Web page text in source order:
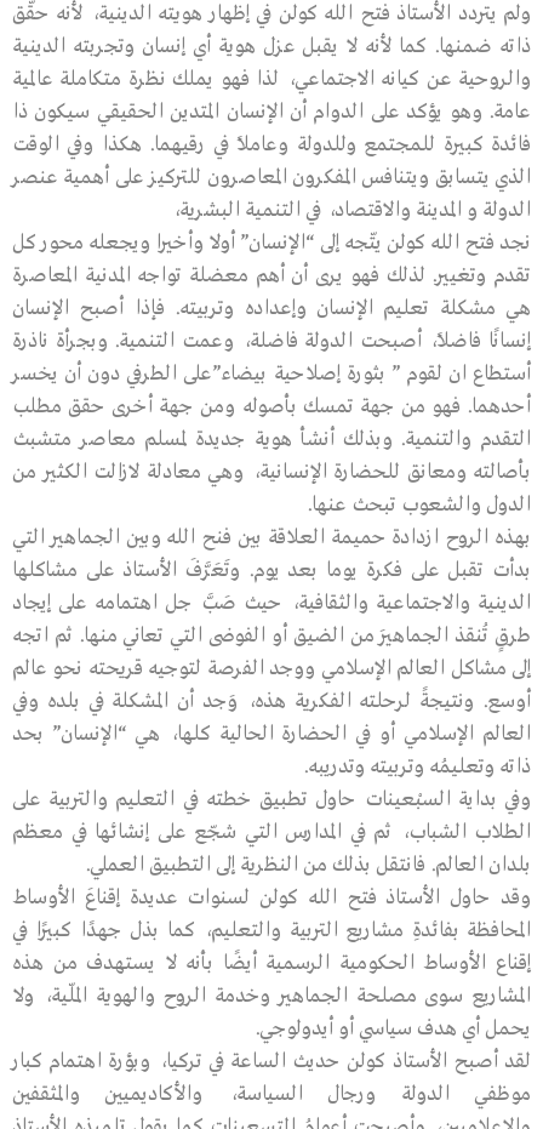
ولم يتردد الأستاذ فتح الله كولن في إظهار هويته الدينية، لأنه حقّق
ذاته ضمنها. كما لأنه لا يقبل عزل هوية أي إنسان وتجربته الدينية
والروحية عن كيانه الاجتماعي، لذا فهو يملك نظرة متكاملة عالمية
عامة. وهو يؤكد على الدوام أن الإنسان المتدين الحقيقي سيكون ذا
فائدة كبيرة للمجتمع وللدولة وعاملاً في رقيهما. هكذا وفي الوقت
الذي يتسابق ويتنافس المفكرون المعاصرون للتركيز على أهمية عنصر
الدولة و المدينة والاقتصاد، في التنمية البشرية،
نجد فتح الله كولن يتّجه إلى “الإنسان” أولا وأخيرا ويجعله محور كل
تقدم وتغيير. لذلك فهو يرى أن أهم معضلة تواجه المدنية المعاصرة
هي مشكلة تعليم الإنسان وإعداده وتربيته. فإذا أصبح الإنسان
إنسانًا فاضلاً، أصبحت الدولة فاضلة، وعمت التنمية. وبجرأة ناذرة
أستطاع ان لقوم ” بثورة إصلاحية بيضاء”على الطرفي دون أن يخسر
أحدهما. فهو من جهة تمسك بأصوله ومن جهة أخرى حقق مطلب
التقدم والتنمية. وبذلك أنشأ هوية جديدة لمسلم معاصر متشبث
بأصالته ومعانق للحضارة الإنسانية، وهي معادلة لازالت الكثير من
الدول والشعوب تبحث عنها.
بهذه الروح ازدادة حميمة العلاقة بين فنح الله وبين الجماهير التي
بدأت تقبل على فكرة يوما بعد يوم. وتَعَرَّفَ الأستاذ على مشاكلها
الدينية والاجتماعية والثقافية، حيث صَبَّ جل اهتمامه على إيجاد
طرقٍ تُنقذ الجماهيرَ من الضيق أو الفوضى التي تعاني منها. ثم اتجه
إلى مشاكل العالم الإسلامي ووجد الفرصة لتوجيه قريحته نحو عالم
أوسع. ونتيجةً لرحلته الفكرية هذه، وَجد أن المشكلة في بلده وفي
العالم الإسلامي أو في الحضارة الحالية كلها، هي “الإنسان” بحد
ذاته وتعليمُه وتربيته وتدريبه.
وفي بداية السبْعينات حاول تطبيق خطته في التعليم والتربية على
الطلاب الشباب، ثم في المدارس التي شجّع على إنشائها في معظم
بلدان العالم. فانتقل بذلك من النظرية إلى التطبيق العملي.
وقد حاول الأستاذ فتح الله كولن لسنوات عديدة إقناعَ الأوساط
المحافظة بفائدةِ مشاريع التربية والتعليم، كما بذل جهدًا كبيرًا في
إقناع الأوساط الحكومية الرسمية أيضًا بأنه لا يستهدف من هذه
المشاريع سوى مصلحة الجماهير وخدمة الروح والهوية الملّية، ولا
يحمل أي هدف سياسي أو أيدولوجي.
لقد أصبح الأستاذ كولن حديث الساعة في تركيا، وبؤرة اهتمام كبار
موظفي الدولة ورجال السياسة، والأكاديميين والمثقفين